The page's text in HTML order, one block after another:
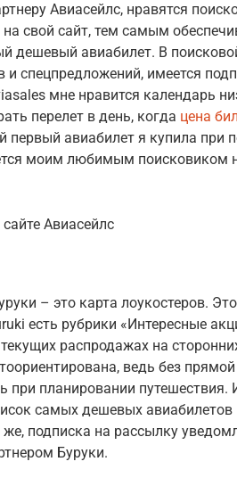
Авиасейлс, нравятся
свой сайт, тем самым
дешевый авиабилет. В
и спецпредложений, имеется
мне нравится календарь
перелет в день, когда цена
первый авиабилет я купила
моим любимым поисковиком
Авиасейлс
– это карта лоукостеров.
есть рубрики «Интересные
распродажах на
ведь без
планировании путешествия.
самых дешевых авиабилетов
же, подписка на рассылку
Буруки.